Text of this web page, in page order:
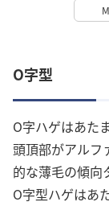
O字型
O字ハゲはあた
頭頂部がアルフ
的な薄毛の傾向
O字型ハゲはあ